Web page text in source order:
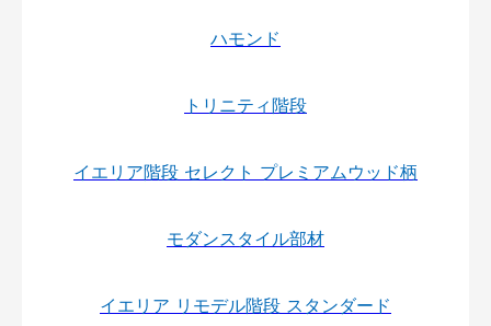
ハモンド
トリニティ階段
イエリア階段 セレクト プレミアムウッド柄
モダンスタイル部材
イエリア リモデル階段 スタンダード